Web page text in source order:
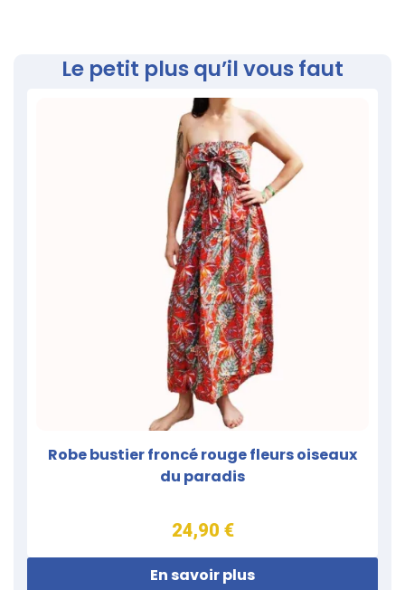
Le petit plus qu’il vous faut
Robe bustier froncé rouge fleurs oiseaux
du paradis
24,90 €
En savoir plus